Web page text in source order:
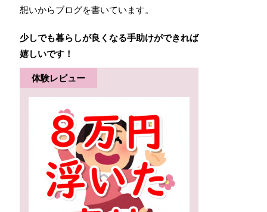
想いからブログを書いています。
少しでも暮らしが良くなる手助けができれば
嬉しいです！
体験レビュー